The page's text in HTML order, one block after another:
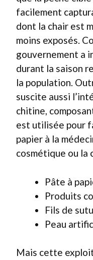
facilement
dont la chair est
moins exposés.
gouvernement a
durant la saison
la population.
suscite aussi
chitine,
est utilisée pour
papier à la
cosmétique ou la
Pâte à
Produits
Fils de
Peau
Mais cette